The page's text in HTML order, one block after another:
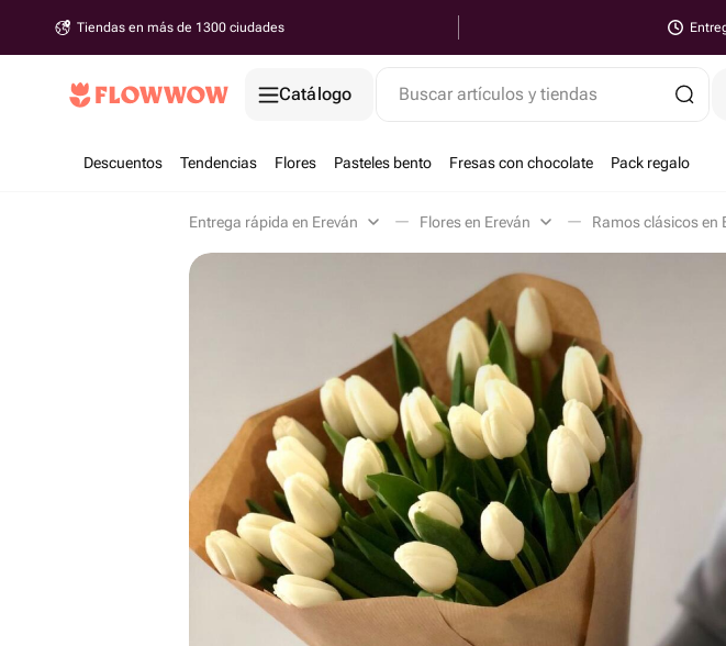
Tiendas en más de 1300 ciudades
Catálogo Buscar artículos y tiendas
Descuentos Tendencias Flores Pasteles bento Fresas con chocolate Pack regalo
Entrega rápida en Ereván Flores en Ereván Ramos clásicos en